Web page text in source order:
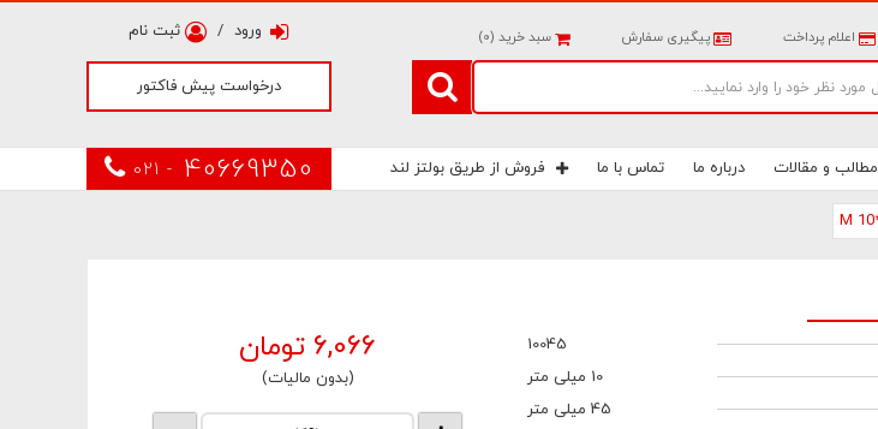
اعلام پرداخت پیگیری سفارش سبد خرید (0
) ورود / ثبت نام
درخواست پیش فاکتور
مطالب و مقالات درباره ما تماس با ما فروش از طریق بولتز لند 021 - 40669350
10045
10 میلی متر
45 میلی متر
6,066 تومان
(بدون مالیات)